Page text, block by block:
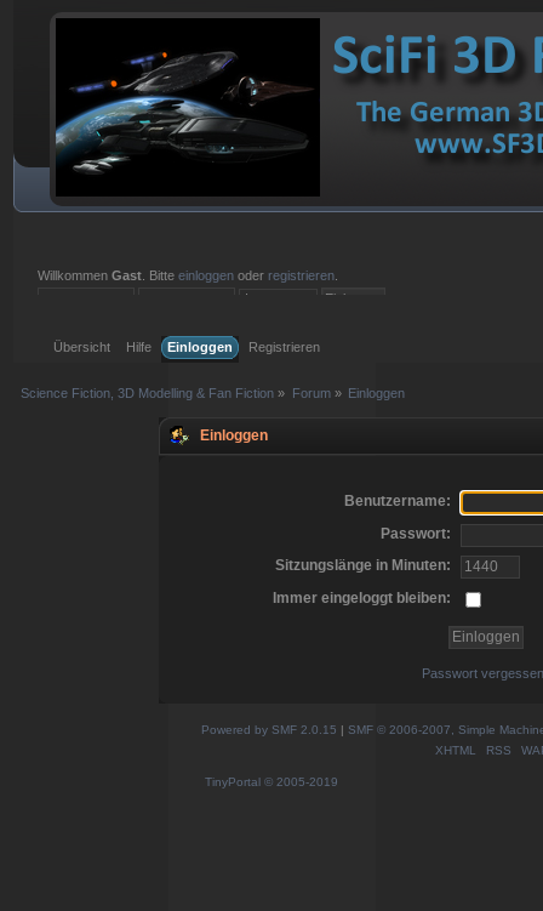
WillkommenGast . Bitteeinloggen oder registrieren
Übersicht
Hilfe Einloggen Registrieren
Science Fiction, 3D Modelling & Fan Fiction » Forum» Einloggen
Einloggen
Benutzername:
Passwort:
Sitzungslänge in Minuten:
Immer eingeloggt bleiben:
Passwort
Powered by SMF 2.0.15 | SMF © 2006-2007, Simple
XHTML
RSS
TinyPortal © 2005-2019